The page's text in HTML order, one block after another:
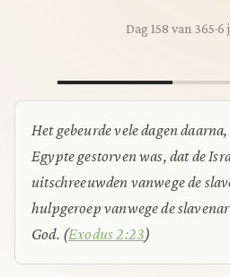
Dag 158 van 365·6
Het gebeurde vele dagen
Egypte gestorven was, dat de
uitschreeuwden vanwege de
hulpgeroep vanwege de
God. (Exodus 2:23)